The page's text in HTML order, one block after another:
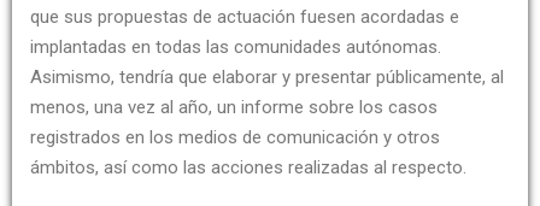
que sus propuestas de actuación fuesen acordadas e
implantadas en todas las comunidades autónomas.
Asimismo, tendría que elaborar y presentar públicamente, al
menos, una vez al año, un informe sobre los casos
registrados en los medios de comunicación y otros
ámbitos, así como las acciones realizadas al respecto.